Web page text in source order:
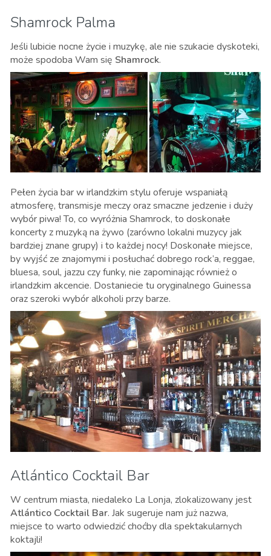
Shamrock Palma
Jeśli lubicie nocne życie i muzykę, ale nie szukacie dyskoteki,
może spodoba Wam się Shamrock.
Pełen życia bar w irlandzkim stylu oferuje wspaniałą
atmosferę, transmisje meczy oraz smaczne jedzenie i duży
wybór piwa! To, co wyróżnia Shamrock, to doskonałe
koncerty z muzyką na żywo (zarówno lokalni muzycy jak
bardziej znane grupy) i to każdej nocy! Doskonałe miejsce,
by wyjść ze znajomymi i posłuchać dobrego rock’a, reggae,
bluesa, soul, jazzu czy funky, nie zapominając również o
irlandzkim akcencie. Dostaniecie tu oryginalnego Guinessa
oraz szeroki wybór alkoholi przy barze.
Atlántico Cocktail Bar
W centrum miasta, niedaleko La Lonja, zlokalizowany jest
Atlántico Cocktail Bar. Jak sugeruje nam już nazwa,
miejsce to warto odwiedzić choćby dla spektakularnych
koktajli!